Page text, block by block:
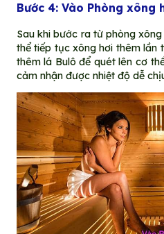
Bước 4: Vào Phòng xông
Sau khi bước ra từ phòng
thể tiếp tục xông hơi thêm lần
thêm lá Bulô để quét lên cơ
cảm nhận được nhiệt độ dễ